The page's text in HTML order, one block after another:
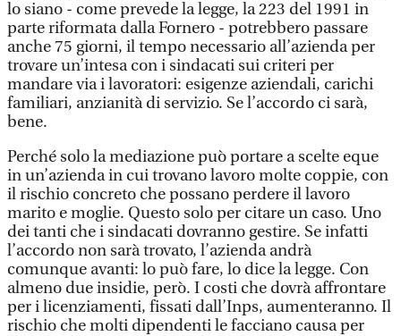
lo siano - come prevede la legge, la 223 del 1991 in
parte riformata dalla Fornero - potrebbero passare
anche 75 giorni, il tempo necessario all’azienda per
trovare un’intesa con i sindacati sui criteri per
mandare via i lavoratori: esigenze aziendali, carichi
familiari, anzianità di servizio. Se l’accordo ci sarà,
bene.
Perché solo la mediazione può portare a scelte eque
in un’azienda in cui trovano lavoro molte coppie, con
il rischio concreto che possano perdere il lavoro
marito e moglie. Questo solo per citare un caso. Uno
dei tanti che i sindacati dovranno gestire. Se infatti
l’accordo non sarà trovato, l’azienda andrà
comunque avanti: lo può fare, lo dice la legge. Con
almeno due insidie, però. I costi che dovrà affrontare
per i licenziamenti, fissati dall’Inps, aumenteranno. Il
rischio che molti dipendenti le facciano causa per